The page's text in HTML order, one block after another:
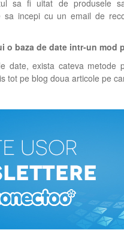
sa fi uitat de produsele
sa incepi cu un email de
o baza de date intr-un mod
date, exista cateva metode
tot pe blog doua articole pe